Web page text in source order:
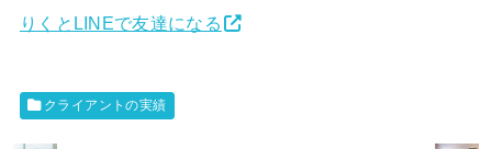
りくとLINEで友達になる
クライアントの実績